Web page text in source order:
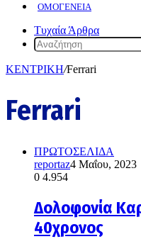
ΟΜΟΓΈΝΕΙΑ
Τυχαία Άρθρα
ΚΕΝΤΡΙΚΗ/Ferrari
Ferrari
ΠΡΩΤΟΣΕΛΙΔΑ
reportaz4 Μαΐου, 2023
0 4.954
Δολοφονία
40χρονος